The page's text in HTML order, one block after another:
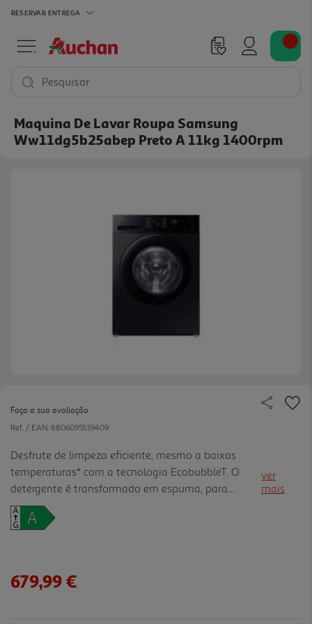
RESERVAR ENTREGA
Pesquisar
Maquina De Lavar Roupa Samsung
Ww11dg5b25abep Preto A 11kg 1400rpm
Faça a sua avaliação
Ref. / EAN: 8806095539409
Desfrute de limpeza eficiente, mesmo a baixas
temperaturas* com a tecnologia EcobubbleT. O
detergente é transformado em espuma, para
penetrar rapidamente nos tecidos e remover a
sujidade facilmente, enquanto poupa energia e
verificar o consumo e estima a despesa de
ver
mais
679,99 €